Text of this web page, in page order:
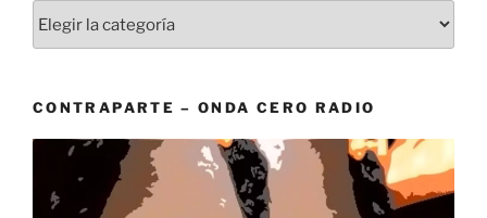
CONTRAPARTE – ONDA CERO RADIO